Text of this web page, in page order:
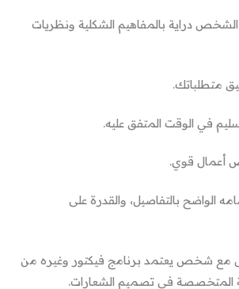
دراية بالمفاهيم الشكلية ونظريات
متطلباتك.
في الوقت المتفق عليه.
أعمال قوي.
الواضح بالتفاصيل، والقدرة على
مع شخص يعتمد برنامج فيكتور وغيره من
المتخصصة في تصميم الشعارات.